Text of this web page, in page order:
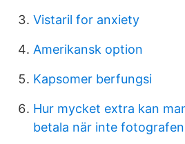
Vistaril for anxiety
Amerikansk option
Kapsomer berfungsi
Hur mycket extra kan
betala när inte